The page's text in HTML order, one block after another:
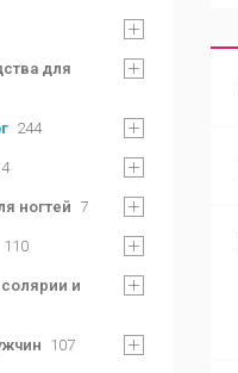
для
244
ногтей 7
110
и
107